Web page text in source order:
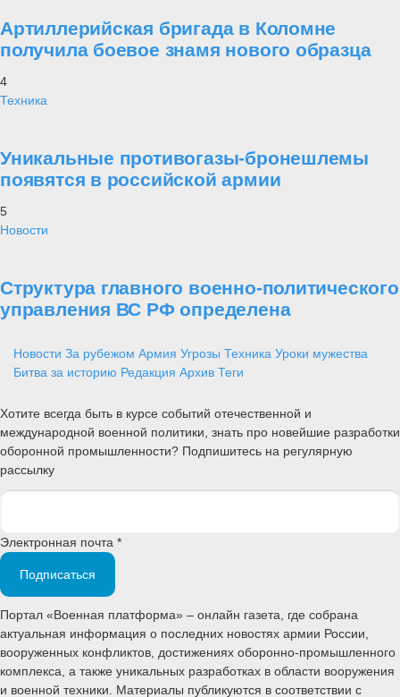
Артиллерийская бригада в Коломне
получила боевое знамя нового образца
4
Техника
Уникальные противогазы-бронешлемы
появятся в российской армии
5
Новости
Структура главного военно-политического
управления ВС РФ определена
Новости За рубежом Армия Угрозы Техника Уроки мужества
Битва за историю Редакция Архив Теги
Хотите всегда быть в курсе событий отечественной и
международной военной политики, знать про новейшие разработки
оборонной промышленности? Подпишитесь на регулярную
рассылку
Электронная почта *
Подписаться
Портал «Военная платформа» – онлайн газета, где собрана
актуальная информация о последних новостях армии России,
вооруженных конфликтов, достижениях оборонно-промышленного
комплекса, а также уникальных разработках в области вооружения
и военной техники. Материалы публикуются в соответствии с